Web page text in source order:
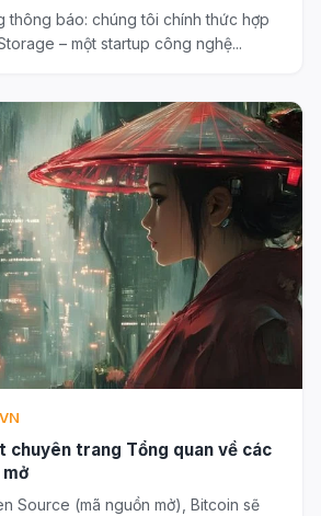
thông báo: chúng tôi chính thức hợp
– một startup công nghệ...
chuyên trang Tổng quan về các
mở
Source (mã nguồn mở), Bitcoin sẽ